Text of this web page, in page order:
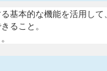
基本的な機能を活用し
ること。